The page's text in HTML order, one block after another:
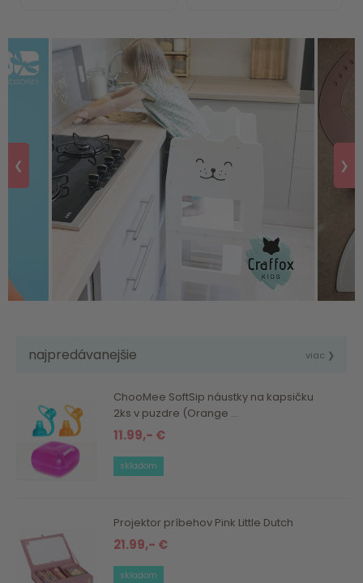
❮ ❯
najpredávanejšie viac ❯
ChooMee SoftSip náustky na kapsičku
2ks v puzdre (Orange ...
11.99,- €
skladom
Projektor príbehov Pink Little Dutch
21.99,- €
skladom